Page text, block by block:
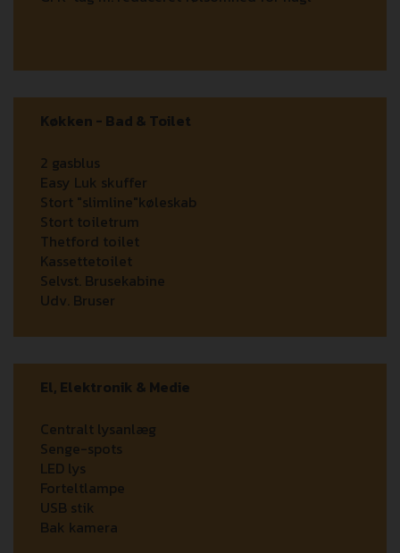
Køkken - Bad & Toilet
2 gasblus
Easy Luk skuffer
Stort "slimline"køleskab
Stort toiletrum
Thetford toilet
Kassettetoilet
Selvst. Brusekabine
Udv. Bruser
El, Elektronik & Medie
Centralt lysanlæg
Senge-spots
LED lys
Forteltlampe
USB stik
Bak kamera